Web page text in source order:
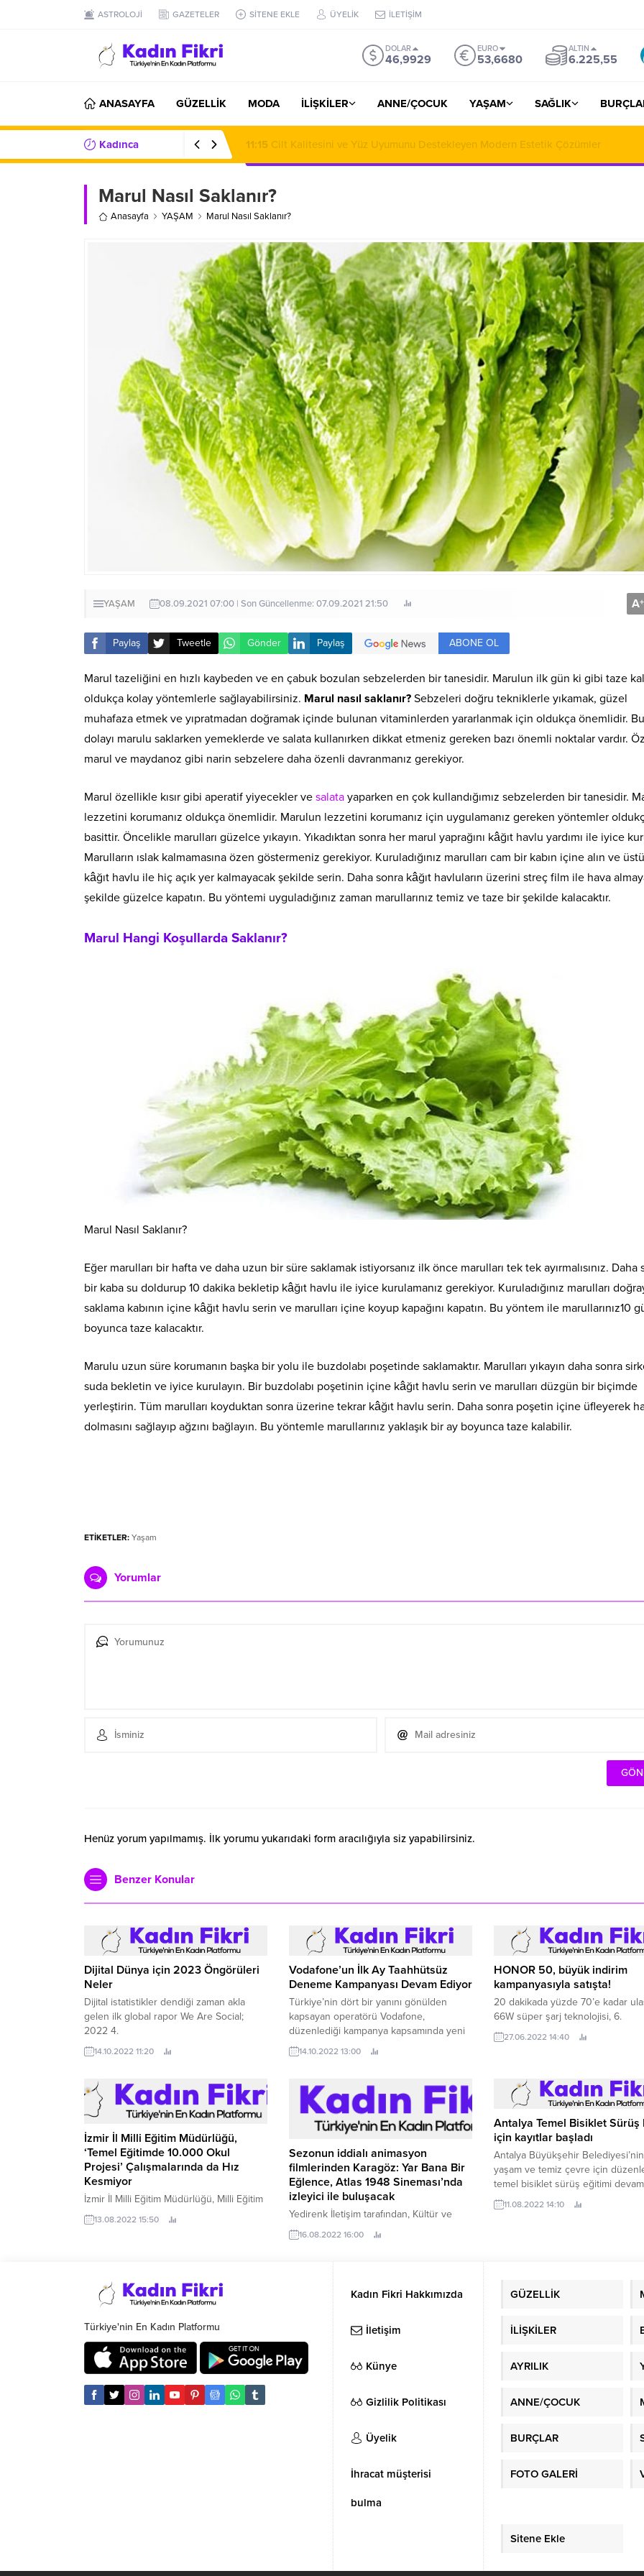
ASTROLOJİ GAZETELER SİTENE EKLE ÜYELİK İLETİŞİM
DOLAR
46,9929
EURO
53,6680
ALTIN
6.225,55
ANASAYFA GÜZELLİK MODA İLİŞKİLER ANNE/ÇOCUK YAŞAM SAĞLIK
Kadınca 07:20Karavan Kiralama ile Yola Çıkmadan Önce Bilinmesi Gerekenler
Marul Nasıl Saklanır?
Anasayfa YAŞAM Marul Nasıl Saklanır?
YAŞAM 08.09.2021 07:00 | Son Güncellenme: 07.09.2021 21:50 A+
Paylaş Tweetle Gönder Paylaş ABONE OL
Marul tazeliğini en hızlı kaybeden ve en çabuk bozulan sebzelerden bir tanesidir. Marulun ilk gün ki gibi taze
oldukça kolay yöntemlerle sağlayabilirsiniz. Marul nasıl saklanır? Sebzeleri doğru tekniklerle yıkamak, güzel
muhafaza etmek ve yıpratmadan doğramak içinde bulunan vitaminlerden yararlanmak için oldukça önemlidir.
dolayı marulu saklarken yemeklerde ve salata kullanırken dikkat etmeniz gereken bazı önemli noktalar vardır.
marul ve maydanoz gibi narin sebzelere daha özenli davranmanız gerekiyor.
Marul özellikle kısır gibi aperatif yiyecekler ve salata yaparken en çok kullandığımız sebzelerden bir tanesidir.
lezzetini korumanız oldukça önemlidir. Marulun lezzetini korumanız için uygulamanız gereken yöntemler
basittir. Öncelikle marulları güzelce yıkayın. Yıkadıktan sonra her marul yaprağını kâğıt havlu yardımı ile iyice
Marulların ıslak kalmamasına özen göstermeniz gerekiyor. Kuruladığınız marulları cam bir kabın içine alın ve
kâğıt havlu ile hiç açık yer kalmayacak şekilde serin. Daha sonra kâğıt havluların üzerini streç film ile hava
şekilde güzelce kapatın. Bu yöntemi uyguladığınız zaman marullarınız temiz ve taze bir şekilde kalacaktır.
Marul Hangi Koşullarda Saklanır?
Marul Nasıl Saklanır?
Eğer marulları bir hafta ve daha uzun bir süre saklamak istiyorsanız ilk önce marulları tek tek ayırmalısınız. Daha
bir kaba su doldurup 10 dakika bekletip kâğıt havlu ile iyice kurulamanız gerekiyor. Kuruladığınız marulları
saklama kabının içine kâğıt havlu serin ve marulları içine koyup kapağını kapatın. Bu yöntem ile marullarınız10
boyunca taze kalacaktır.
Marulu uzun süre korumanın başka bir yolu ile buzdolabı poşetinde saklamaktır. Marulları yıkayın daha sonra
suda bekletin ve iyice kurulayın. Bir buzdolabı poşetinin içine kâğıt havlu serin ve marulları düzgün bir biçimde
yerleştirin. Tüm marulları koyduktan sonra üzerine tekrar kâğıt havlu serin. Daha sonra poşetin içine üfleyerek
dolmasını sağlayıp ağzını bağlayın. Bu yöntemle marullarınız yaklaşık bir ay boyunca taze kalabilir.
ETİKETLER: Yaşam
Yorumlar
Henüz yorum yapılmamış. İlk yorumu yukarıdaki form aracılığıyla siz yapabilirsiniz.
Benzer Konular
Dijital Dünya için 2023 Öngörüleri
Neler
Dijital istatistikler dendiği zaman akla
gelen ilk global rapor We Are Social;
2022 4.
14.10.2022 11:20
Vodafone’un İlk Ay Taahhütsüz
Deneme Kampanyası Devam Ediyor
Türkiye’nin dört bir yanını gönülden
kapsayan operatörü Vodafone,
düzenlediği kampanya kapsamında yeni
gelen tüm bireysel faturalı müşteriler için
“ilk ay taahhütsüz çıkış” hakkını kalıcı
14.10.2022 13:00
HONOR 50, büyük indirim
kampanyasıyla satışta!
20 dakikada yüzde 70’e kadar
66W süper şarj teknolojisi, 6.
27.06.2022 14:40
İzmir İl Milli Eğitim Müdürlüğü,
‘Temel Eğitimde 10.000 Okul
Projesi’ Çalışmalarında da Hız
Kesmiyor
İzmir İl Milli Eğitim Müdürlüğü, Milli Eğitim
Bakanlığı tarafından başlatılan 'Temel
Eğitimde 10.
13.08.2022 15:50
Sezonun iddialı animasyon
filmlerinden Karagöz: Yar Bana Bir
Eğlence, Atlas 1948 Sineması’nda
izleyici ile buluşacak
Yedirenk İletişim tarafından, Kültür ve
Turizm Bakanlığı desteği ve TRT ortaklığı
ile yapımı gerçekleştirilen Karagöz: Yar
itibaren sinemalarda.
16.08.2022 16:00
Antalya Temel Bisiklet Sürüş
için kayıtlar başladı
Antalya Büyükşehir Belediyesi’nin
yaşam ve temiz çevre için
temel bisiklet sürüş eğitimi
11.08.2022 14:10
Türkiye'nin En Kadın Platformu
Kadın Fikri Hakkımızda
İletişim
Künye
Gizlilik Politikası
Üyelik
İhracat müşterisi
bulma
GÜZELLİK
İLİŞKİLER
AYRILIK
ANNE/ÇOCUK
BURÇLAR
FOTO GALERİ
Sitene Ekle